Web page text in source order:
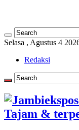
Selasa , Agustus 4
Redaksi
Tajam &